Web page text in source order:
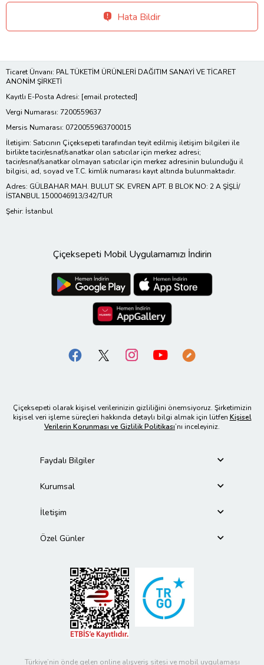
Hata Bildir
Ticaret Ünvanı: PAL TÜKETİM ÜRÜNLERİ DAĞITIM SANAYİ VE TİCARET
ANONİM ŞİRKETİ
Kayıtlı E-Posta Adresi: [email protected]
Vergi Numarası: 7200559637
Mersis Numarası: 0720055963700015
İletişim: Satıcının Çiçeksepeti tarafından teyit edilmiş iletişim bilgileri ile
birlikte tacir/esnaf/sanatkar olan satıcılar için merkez adresi;
tacir/esnaf/sanatkar olmayan satıcılar için merkez adresinin bulunduğu il
bilgisi, ad, soyad ve T.C. kimlik numarası kayıt altında bulunmaktadır.
Adres: GÜLBAHAR MAH. BULUT SK. EVREN APT. B BLOK NO: 2 A ŞİŞLİ/
İSTANBUL 1500046913/342/TUR
Şehir: İstanbul
Çiçeksepeti Mobil Uygulamamızı İndirin
Çiçeksepeti olarak kişisel verilerinizin gizliliğini önemsiyoruz. Şirketimizin
kişisel veri işleme süreçleri hakkında detaylı bilgi almak için lütfen Kişisel
Verilerin Korunması ve Gizlilik Politikası’nı inceleyiniz.
Faydalı Bilgiler
Kurumsal
İletişim
Özel Günler
Türkiye’nin önde gelen online alışveriş sitesi ve mobil uygulaması